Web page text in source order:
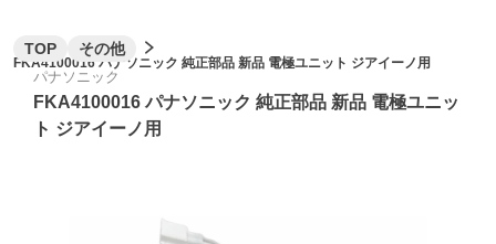
TOP その他
FKA4100016 パナソニック 純正部品 新品 電極ユニット ジアイーノ用
パナソニック
FKA4100016 パナソニック 純正部品 新品 電極ユニッ
ト ジアイーノ用